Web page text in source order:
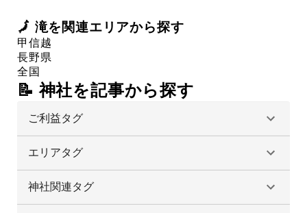
🗾 滝を関連エリアから探す
甲信越
長野県
全国
📝 神社を記事から探す
ご利益タグ
エリアタグ
神社関連タグ